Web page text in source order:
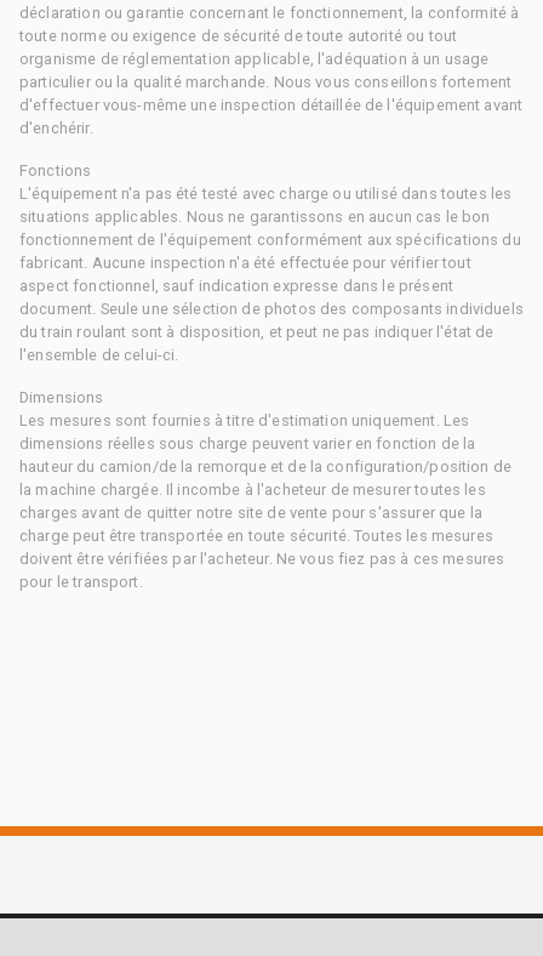
déclaration ou garantie concernant le fonctionnement, la conformité à
toute norme ou exigence de sécurité de toute autorité ou tout
organisme de réglementation applicable, l'adéquation à un usage
particulier ou la qualité marchande. Nous vous conseillons fortement
d'effectuer vous-même une inspection détaillée de l'équipement avant
d'enchérir.
Fonctions
L'équipement n'a pas été testé avec charge ou utilisé dans toutes les
situations applicables. Nous ne garantissons en aucun cas le bon
fonctionnement de l'équipement conformément aux spécifications du
fabricant. Aucune inspection n'a été effectuée pour vérifier tout
aspect fonctionnel, sauf indication expresse dans le présent
document. Seule une sélection de photos des composants individuels
du train roulant sont à disposition, et peut ne pas indiquer l'état de
l'ensemble de celui-ci.
Dimensions
Les mesures sont fournies à titre d'estimation uniquement. Les
dimensions réelles sous charge peuvent varier en fonction de la
hauteur du camion/de la remorque et de la configuration/position de
la machine chargée. Il incombe à l'acheteur de mesurer toutes les
charges avant de quitter notre site de vente pour s'assurer que la
charge peut être transportée en toute sécurité. Toutes les mesures
doivent être vérifiées par l'acheteur. Ne vous fiez pas à ces mesures
pour le transport.